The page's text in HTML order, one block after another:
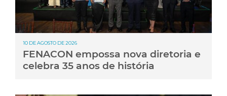
10 DE AGOSTO DE 2026
FENACON empossa nova diretoria e
celebra 35 anos de história